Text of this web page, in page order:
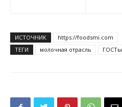
ИСТОЧНИК
https://foodsmi.com
ТЕГИ
молочная отрасль ГОСТы